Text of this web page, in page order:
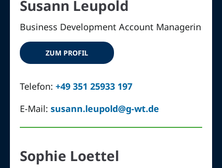
Susann Leupold
Business Development Account Managerin
ZUM PROFIL
Telefon:+49 351 25933 197
E-Mail:susann.leupold@g-wt.de
Sophie Loettel